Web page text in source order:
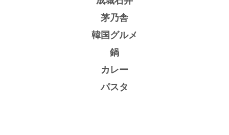
茅乃舎
韓国グルメ
鍋
カレー
パスタ